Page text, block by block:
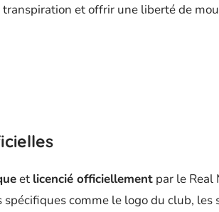
et offrir une liberté de
et licencié officiellement par le Real
comme le logo du club, les